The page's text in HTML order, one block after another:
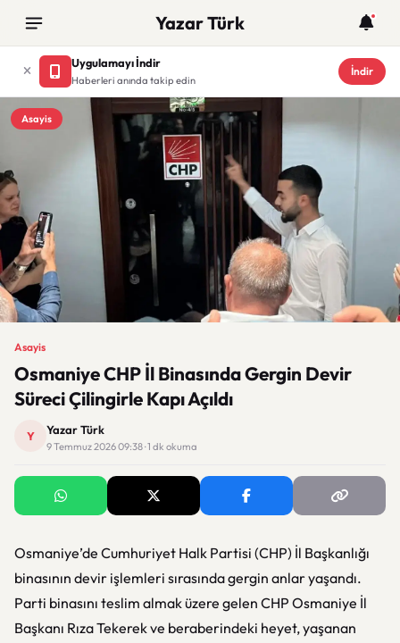
Yazar Türk
Uygulamayı İndir
Haberleri anında takip edin
İndir
Asayis
Asayis
Osmaniye CHP İl Binasında Gergin Devir
Süreci Çilingirle Kapı Açıldı
Y Yazar Türk
9 Temmuz 2026 09:38 · 1 dk okuma
Osmaniye’de Cumhuriyet Halk Partisi (CHP) İl Başkanlığı
binasının devir işlemleri sırasında gergin anlar yaşandı.
Parti binasını teslim almak üzere gelen CHP Osmaniye İl
Başkanı Rıza Tekerek ve beraberindeki heyet, yaşanan